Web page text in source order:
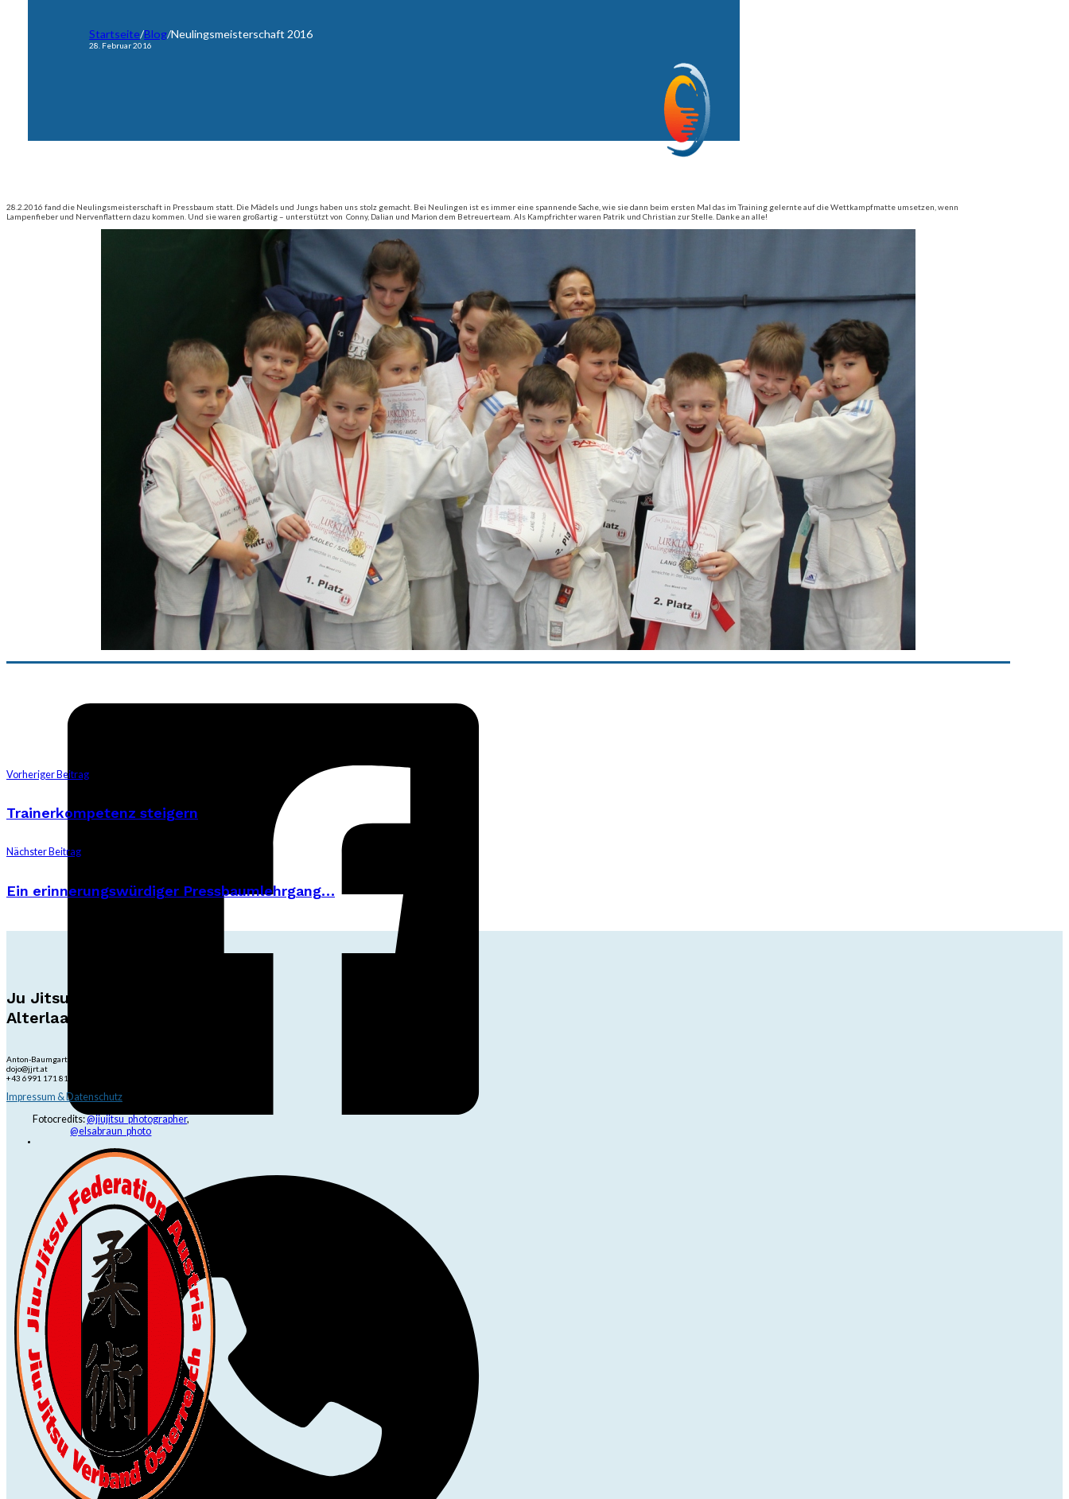
Startseite/Blog/Neulingsmeisterschaft 2016
28. Februar 2016
28.2.2016 fand die Neulingsmeisterschaft in Pressbaum statt. Die Mädels und Jungs haben uns stolz gemacht. Bei Neulingen ist es immer eine spannende Sache, wie sie dann beim ersten Mal das im Training gelernte auf die Wettkampfmatte umsetzen, wenn
Lampenfieber und Nervenflattern dazu kommen. Und sie waren großartig – unterstützt von Conny, Dalian und Marion dem Betreuerteam. Als Kampfrichter waren Patrik und Christian zur Stelle. Danke an alle!
Vorheriger Beitrag
Trainerkompetenz steigern
Nächster Beitrag
Ein erinnerungswürdiger Pressbaumlehrgang…
Ju Jitsu Ryu Tsunami
Alterlaa
Anton-Baumgartner-Str. 44/B8/01, 1230 Wien
dojo@jjrt.at
+43 6991 171 81 60
Impressum & Datenschutz
Fotocredits:@jiujitsu_photographer,
@elsabraun_photo